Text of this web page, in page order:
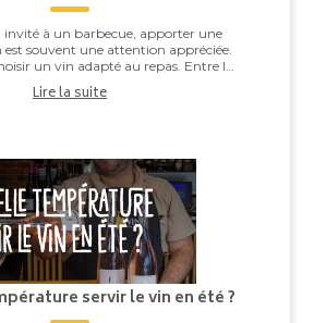
invité à un barbecue, apporter une
est souvent une attention appréciée.
un vin adapté au repas. Entre les
Lire la suite
servir le vin en été ?